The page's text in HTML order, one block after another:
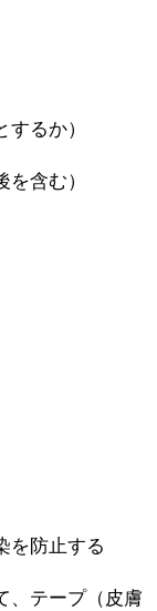
るか）
を含む）
を防止する
、テープ（皮膚